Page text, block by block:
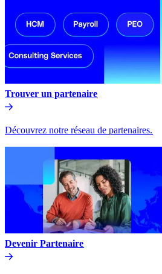
Trouver un partenaire​​
Découvrez notre réseau de partenaires.​​
Devenir Partenaire​​